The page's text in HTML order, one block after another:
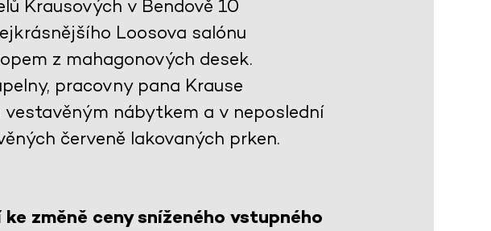
Krausových v Bendově 10
Loosova salónu
z mahagonových desek.
pracovny pana Krause
nábytkem a v neposlední
červeně lakovaných prken.
změně ceny sníženého vstupného